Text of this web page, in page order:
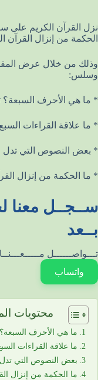
نزل القرآن الكريم على
الحكمة من إنزال
وذلك من خلال عرض
وسلس:
* ما هي الأحرف السبعة؟
* ما علاقة القراءات
* بعض النصوص التي تدل
* ما الحكمة من إنزال
ســجــل معنا
بــعد
تـــواصــــــل مـــــعـــنــا
واتساب
محتويات
ما هي الأحرف السبعة؟
ما علاقة القراءات
بعض النصوص التي
ما الحكمة من إنزال